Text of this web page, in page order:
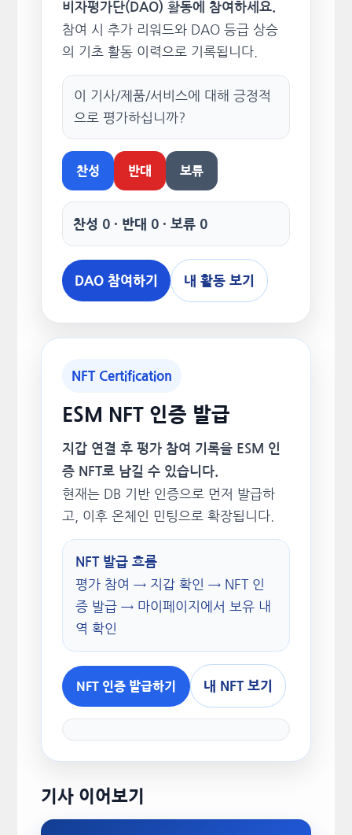
비자평가단(DAO) 활동에 참여하세요.
참여 시 추가 리워드와 DAO 등급 상승
의 기초 활동 이력으로 기록됩니다.
이 기사/제품/서비스에 대해 긍정적
으로 평가하십니까?
찬성 반대 보류
찬성 0 · 반대 0 · 보류 0
DAO 참여하기 내 활동 보기
NFT Certification
ESM NFT 인증 발급
지갑 연결 후 평가 참여 기록을 ESM 인
증 NFT로 남길 수 있습니다.
현재는 DB 기반 인증으로 먼저 발급하
고, 이후 온체인 민팅으로 확장됩니다.
NFT 발급 흐름
평가 참여 → 지갑 확인 → NFT 인
증 발급 → 마이페이지에서 보유 내
역 확인
NFT 인증 발급하기 내 NFT 보기
기사 이어보기